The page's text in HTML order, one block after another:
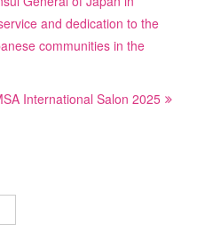
and dedication to the
communities in the
International Salon 2025